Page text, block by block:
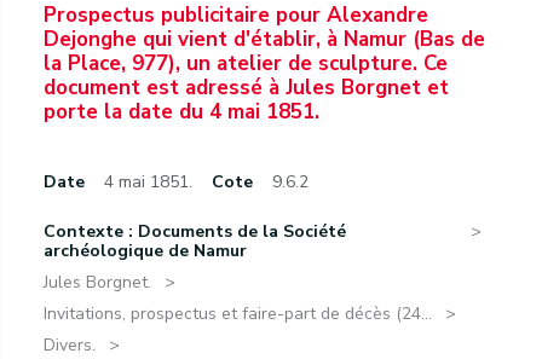
Prospectus publicitaire pour Alexandre
Dejonghe qui vient d'établir, à Namur (Bas de
la Place, 977), un atelier de sculpture. Ce
document est adressé à Jules Borgnet et
porte la date du 4 mai 1851.
Date 4 mai 1851. Cote 9.6.2
Contexte : Documents de la Société
archéologique de Namur
Jules Borgnet.
Invitations, prospectus et faire-part de décès (24...
Divers.